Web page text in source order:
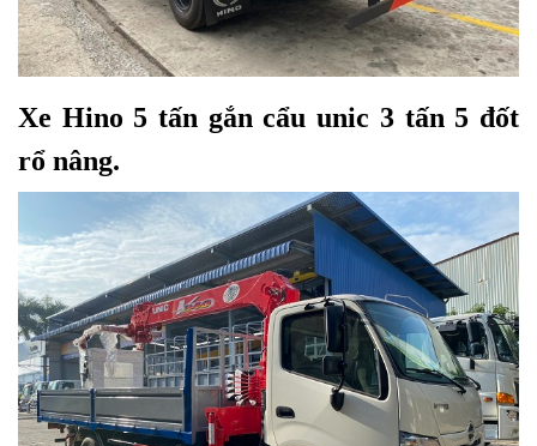
Xe Hino 5 tấn gắn cẩu unic 3 tấn 5 đốt
rổ nâng.